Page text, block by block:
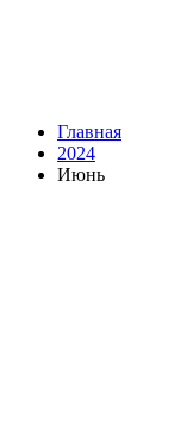
Главная
2024
Июнь